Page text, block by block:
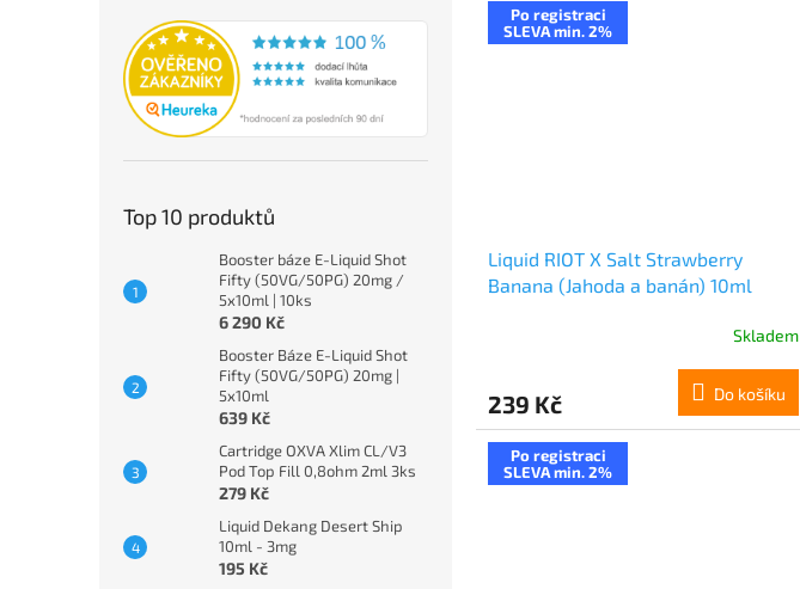
Top 10 produktů
Booster báze E-Liquid Shot
Fifty (50VG/50PG) 20mg /
5x10ml | 10ks
6 290 Kč
Booster Báze E-Liquid Shot
Fifty (50VG/50PG) 20mg |
5x10ml
639 Kč
Cartridge OXVA Xlim CL/V3
Pod Top Fill 0,8ohm 2ml 3ks
279 Kč
Liquid Dekang Desert Ship
10ml - 3mg
195 Kč
Po registraci
SLEVA min. 2%
Liquid RIOT X Salt Strawberry
Banana (Jahoda a banán) 10ml
Skladem
239 Kč Do košíku
Po registraci
SLEVA min. 2%